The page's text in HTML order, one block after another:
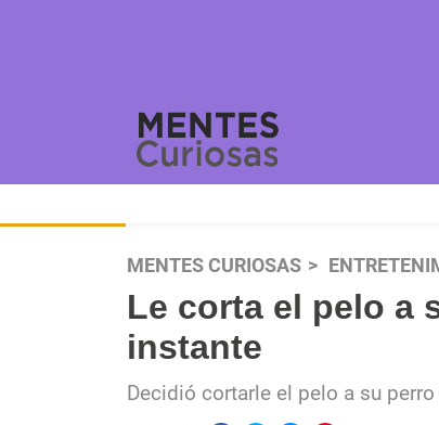
MENTES CURIOSAS
Le corta el pelo a
instante
Decidió cortarle el pelo a su